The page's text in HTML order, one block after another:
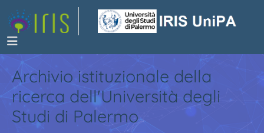
Archivio istituzionale della
ricerca dell'Università degli
Studi di Palermo